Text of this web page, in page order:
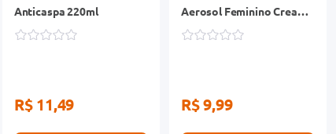
Anticaspa 220ml
R$ 11,49
Aerosol Feminino Cream
Vanilla 90ml
R$ 9,99